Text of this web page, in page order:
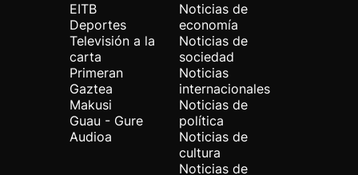
EITB
Deportes
Televisión a la
carta
Primeran
Gaztea
Makusi
Guau - Gure
Audioa
Noticias de
economía
Noticias de
sociedad
Noticias
internacionales
Noticias de
política
Noticias de
cultura
Noticias de